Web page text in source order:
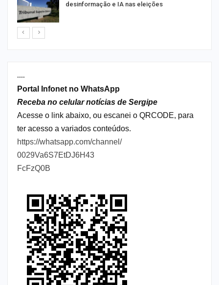
desinformação e IA nas eleições
----
Portal Infonet no WhatsApp
Receba no celular notícias de Sergipe
Acesse o link abaixo, ou escanei o QRCODE, para
ter acesso a variados conteúdos.
https://whatsapp.com/channel/
0029Va6S7EtDJ6H43
FcFzQ0B